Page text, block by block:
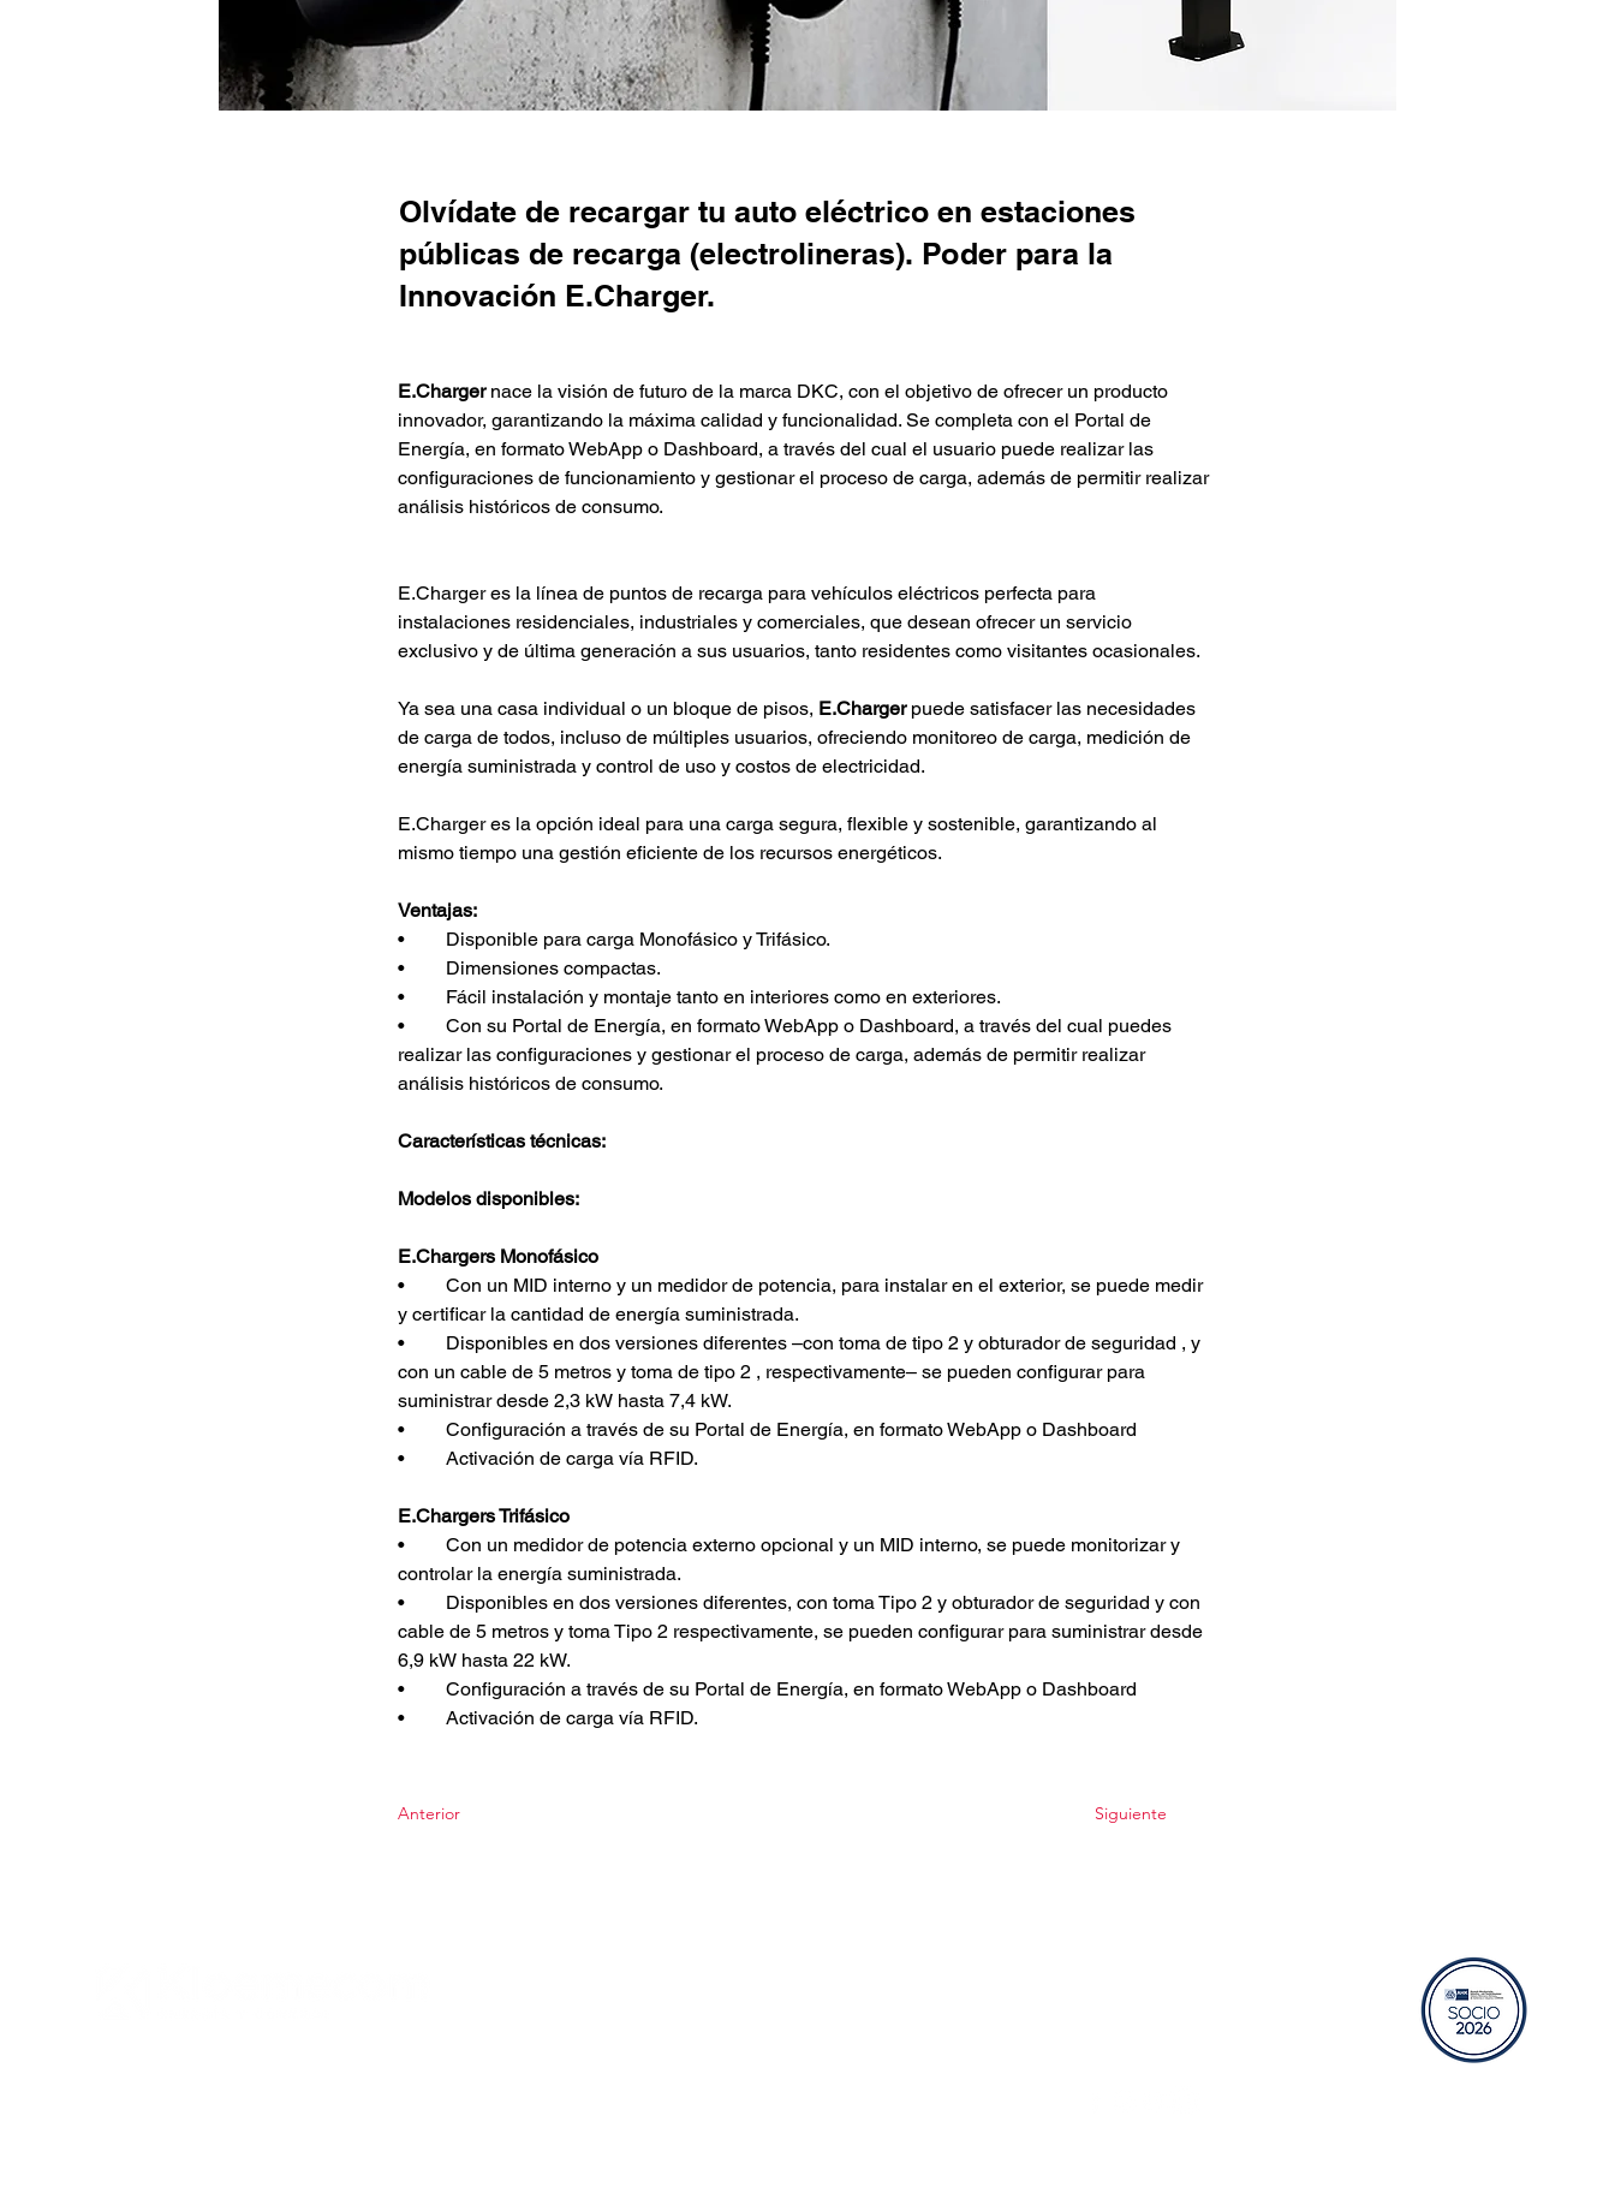
Olvídate de recargar tu auto eléctrico en estaciones
públicas de recarga (electrolineras). Poder para la
Innovación E.Charger.
E.Charger nace la visión de futuro de la marca DKC, con el objetivo de ofrecer un producto
innovador, garantizando la máxima calidad y funcionalidad. Se completa con el Portal de
Energía, en formato WebApp o Dashboard, a través del cual el usuario puede realizar las
configuraciones de funcionamiento y gestionar el proceso de carga, además de permitir realizar
análisis históricos de consumo.
E.Charger es la línea de puntos de recarga para vehículos eléctricos perfecta para
instalaciones residenciales, industriales y comerciales, que desean ofrecer un servicio
exclusivo y de última generación a sus usuarios, tanto residentes como visitantes ocasionales.
Ya sea una casa individual o un bloque de pisos, E.Charger puede satisfacer las necesidades
de carga de todos, incluso de múltiples usuarios, ofreciendo monitoreo de carga, medición de
energía suministrada y control de uso y costos de electricidad.
E.Charger es la opción ideal para una carga segura, flexible y sostenible, garantizando al
mismo tiempo una gestión eficiente de los recursos energéticos.
Ventajas:
•	Disponible para carga Monofásico y Trifásico.
•	Dimensiones compactas.
•	Fácil instalación y montaje tanto en interiores como en exteriores.
•	Con su Portal de Energía, en formato WebApp o Dashboard, a través del cual puedes
realizar las configuraciones y gestionar el proceso de carga, además de permitir realizar
análisis históricos de consumo.
Características técnicas:
Modelos disponibles:
E.Chargers Monofásico
•	Con un MID interno y un medidor de potencia, para instalar en el exterior, se puede medir
y certificar la cantidad de energía suministrada.
•	Disponibles en dos versiones diferentes –con toma de tipo 2 y obturador de seguridad , y
con un cable de 5 metros y toma de tipo 2 , respectivamente– se pueden configurar para
suministrar desde 2,3 kW hasta 7,4 kW.
•	Configuración a través de su Portal de Energía, en formato WebApp o Dashboard
•	Activación de carga vía RFID.
E.Chargers Trifásico
•	Con un medidor de potencia externo opcional y un MID interno, se puede monitorizar y
controlar la energía suministrada.
•	Disponibles en dos versiones diferentes, con toma Tipo 2 y obturador de seguridad y con
cable de 5 metros y toma Tipo 2 respectivamente, se pueden configurar para suministrar desde
6,9 ​​kW hasta 22 kW.
•	Configuración a través de su Portal de Energía, en formato WebApp o Dashboard
•	Activación de carga vía RFID.
Anterior Siguiente